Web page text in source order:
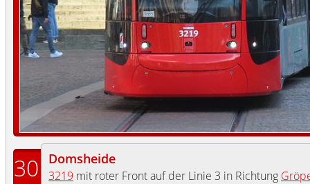
30
Domsheide
3219 mit roter Front auf der Linie 3 in Richtung